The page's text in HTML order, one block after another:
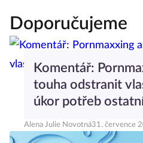
Doporučujeme
Komentář:
touha odstranit
úkor potřeb
Alena Julie Novotná31. července